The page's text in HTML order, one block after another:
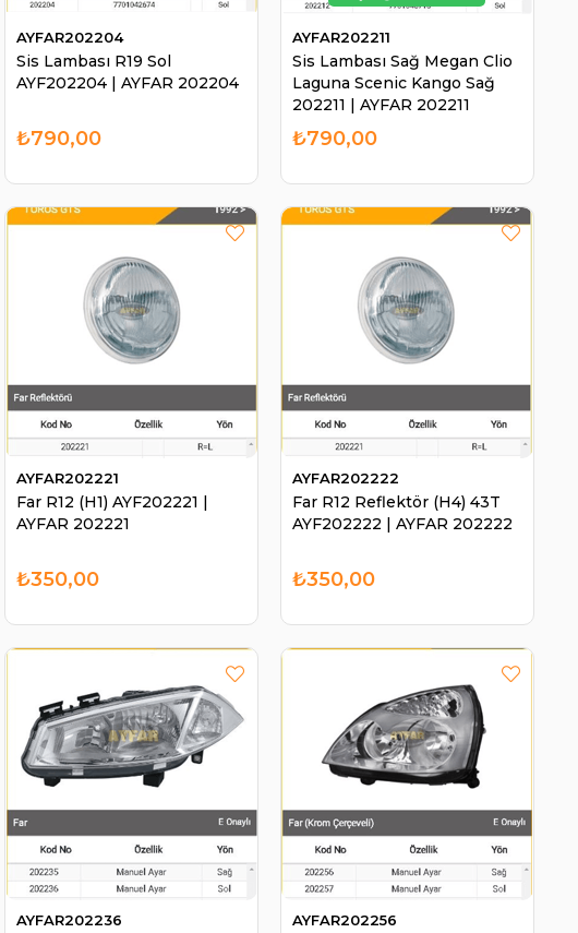
Sis Lambası R19 Sol
AYF202204 | AYFAR 202204
AYFAR202204
₺790,00
Sis Lambası Sağ Megan Clio
Laguna Scenic Kango Sağ
202211 | AYFAR 202211
AYFAR202211
₺790,00
Far R12 (H1) AYF202221 |
AYFAR 202221
AYFAR202221
₺350,00
Far R12 Reflektör (H4) 43T
AYF202222 | AYFAR 202222
AYFAR202222
₺350,00
AYFAR202236 AYFAR202256